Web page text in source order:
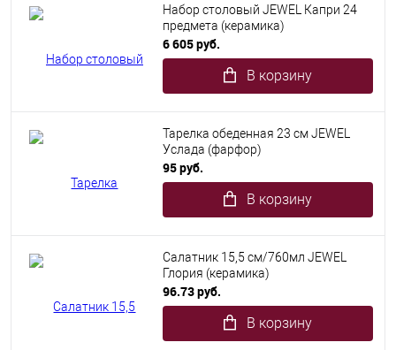
Набор столовый JEWEL Капри 24
предмета (керамика)
6 605 руб.
В корзину
Тарелка обеденная 23 см JEWEL
Услада (фарфор)
95 руб.
В корзину
Салатник 15,5 см/760мл JEWEL
Глория (керамика)
96.73 руб.
В корзину